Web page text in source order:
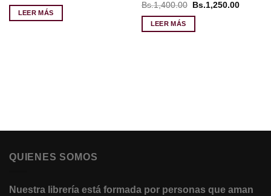
LEER MÁS
Bs.1,400.00
El
Bs.1,250.00El
LEER MÁS
QUIENES SOMOS
Nuestra librería está formada por personas que aman